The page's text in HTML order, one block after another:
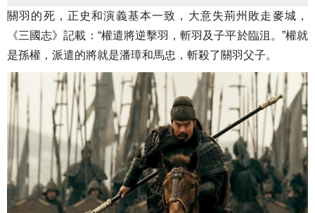
關羽的死，正史和演義基本一致，大意失荊州敗走麥城，
《三國志》記載：“權遣將逆擊羽，斬羽及子平於臨沮。”權就
是孫權，派遣的將就是潘璋和馬忠，斬殺了關羽父子。